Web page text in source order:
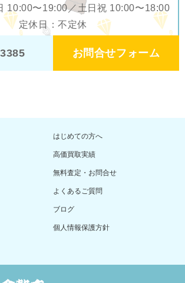
10:00〜19:00／土日祝 10:00〜18:00
定休日：不定休
お問合せフォーム
はじめての方へ
高価買取実績
無料査定・お問合せ
よくあるご質問
ブログ
個人情報保護方針